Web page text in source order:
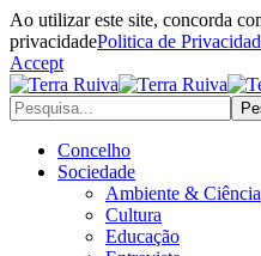
Ao utilizar este site, concorda
privacidadePolitica de
Accept
Concelho
Sociedade
Ambiente & Ciência
Cultura
Educação